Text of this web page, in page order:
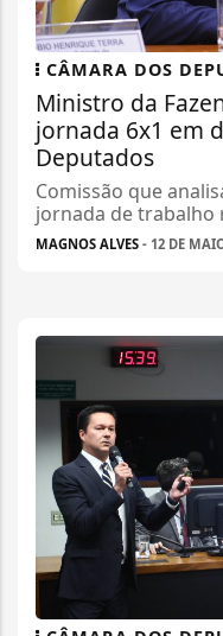
CÂMARA DOS
Ministro da
jornada 6x1 em
Deputados
Comissão que
jornada de trabalho
MAGNOS ALVES - 12 DE